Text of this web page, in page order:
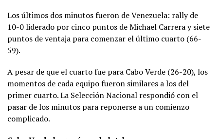
Los últimos dos minutos fueron de Venezuela: rally de
10-0 liderado por cinco puntos de Michael Carrera y siete
puntos de ventaja para comenzar el último cuarto (66-
59).
A pesar de que el cuarto fue para Cabo Verde (26-20), los
momentos de cada equipo fueron similares a los del
primer cuarto. La Selección Nacional respondió con el
pasar de los minutos para reponerse a un comienzo
complicado.